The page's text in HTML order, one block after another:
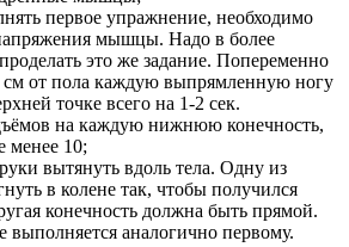
первое упражнение, необходимо
мышцы. Надо в более
это же задание. Попеременно
см от пола каждую выпрямленную ногу
точке всего на 1-2 сек.
на каждую нижнюю конечность,
менее 10;
вытянуть вдоль тела. Одну из
в колене так, чтобы получился
конечность должна быть прямой.
выполняется аналогично первому.